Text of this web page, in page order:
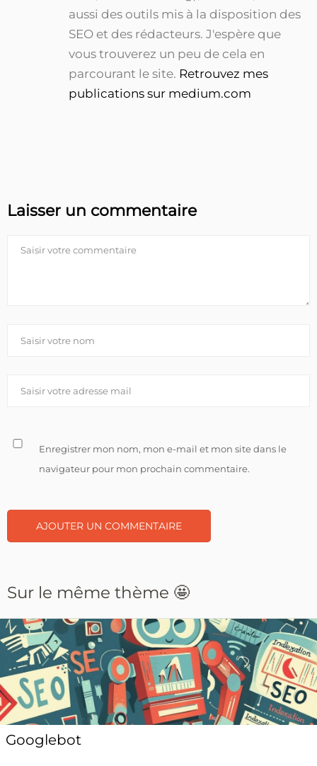
aussi des outils mis à la disposition des
SEO et des rédacteurs. J'espère que
vous trouverez un peu de cela en
parcourant le site. Retrouvez mes
publications sur medium.com
Laisser un commentaire
Enregistrer mon nom, mon e-mail et mon site dans le
navigateur pour mon prochain commentaire.
Sur le même thème 🤩
Googlebot